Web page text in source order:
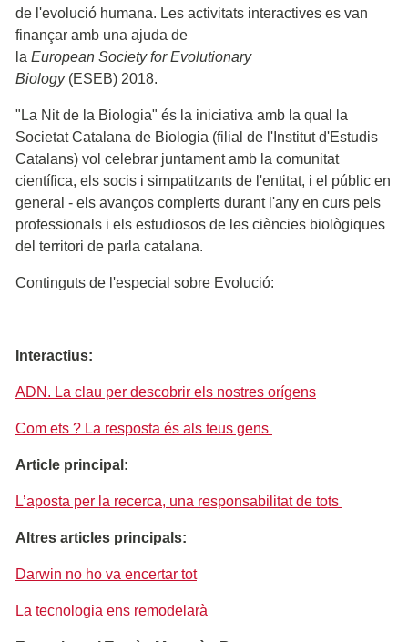
de l'evolució humana. Les activitats interactives es van
finançar amb una ajuda de
la European Society for Evolutionary
Biology(ESEB) 2018.
"La Nit de la Biologia" és la iniciativa amb la qual la
Societat Catalana de Biologia (filial de l'Institut d'Estudis
Catalans) vol celebrar juntament amb la comunitat
científica, els socis i simpatitzants de l'entitat, i el públic en
general - els avanços complerts durant l'any en curs pels
professionals i els estudiosos de les ciències biològiques
del territori de parla catalana.
Continguts de l'especial sobre Evolució:
Interactius:
ADN. La clau per descobrir els nostres orígens
Com ets ? La resposta és als teus gens
Article principal:
L’aposta per la recerca, una responsabilitat de tots
Altres articles principals:
Darwin no ho va encertar tot
La tecnologia ens remodelarà